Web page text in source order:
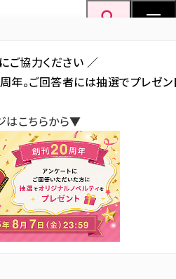
AI SNS アクセス解析／データ分析
」2026年4月度資料
表
システム」など、新年度の業務
まる注目カテゴリをピック
ご協力ください ／
年。ご回答者には抽選でプレゼン
はこちらから▼